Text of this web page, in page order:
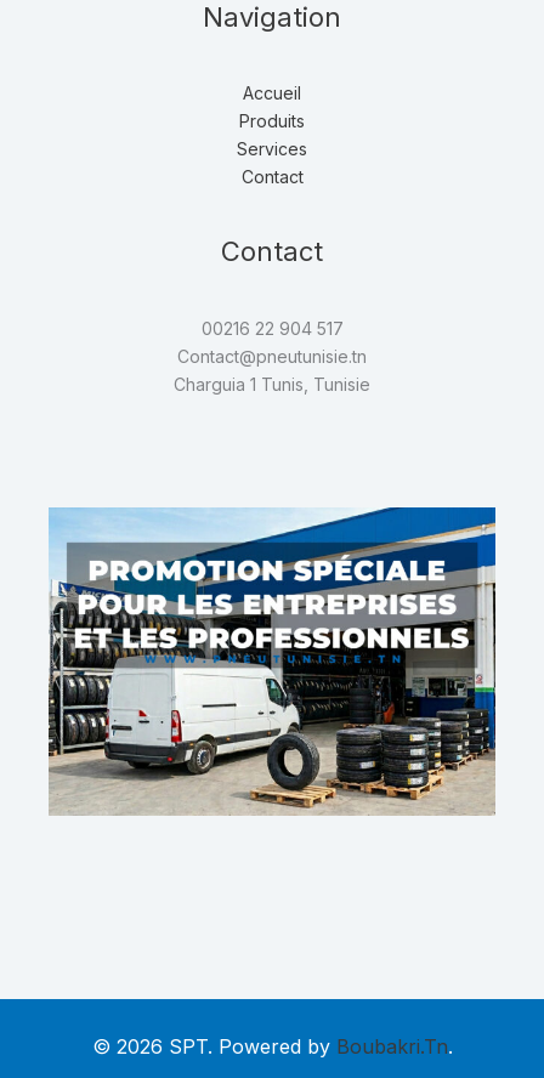
Navigation
Accueil
Produits
Services
Contact
Contact
00216 22 904 517
Contact@pneutunisie.tn
Charguia 1 Tunis, Tunisie
© 2026 SPT. Powered by Boubakri.Tn.